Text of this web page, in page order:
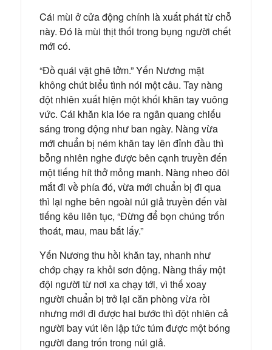
Cái mùi ở cửa động chính là xuất phát từ chỗ
này. Đó là mùi thịt thối trong bụng người chết
mới có.
“Đồ quái vật ghê tởm.” Yến Nương mặt
không chút biểu tình nói một câu. Tay nàng
đột nhiên xuất hiện một khối khăn tay vuông
vức. Cái khăn kia lóe ra ngân quang chiếu
sáng trong động như ban ngày. Nàng vừa
mới chuẩn bị ném khăn tay lên đỉnh đầu thì
bỗng nhiên nghe được bên cạnh truyền đến
một tiếng hít thở mỏng manh. Nàng nheo đôi
mắt đi về phía đó, vừa mới chuẩn bị đi qua
thì lại nghe bên ngoài núi giả truyền đến vài
tiếng kêu liên tục, “Đừng để bọn chúng trốn
thoát, mau, mau bắt lấy.”
Yến Nương thu hồi khăn tay, nhanh như
chớp chạy ra khỏi sơn động. Nàng thấy một
đội người từ nơi xa chạy tới, vì thế xoay
người chuẩn bị trở lại căn phòng vừa rồi
nhưng mới đi được hai bước thì đột nhiên cả
người bay vút lên lập tức túm được một bóng
người đang trốn trong núi giả.